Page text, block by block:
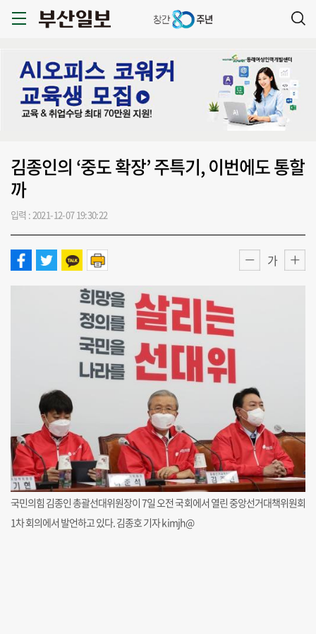
김종인의 ‘중도 확장’ 주특기, 이번에도 통할
까
입력 : 2021-12-07 19:30:22
가
국민의힘 김종인 총괄선대위원장이 7일 오전 국회에서 열린 중앙선거대책위원회
1차 회의에서 발언하고 있다. 김종호 기자 kimjh@